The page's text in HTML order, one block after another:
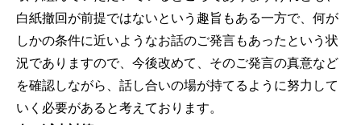
白紙撤回が前提ではないという趣旨もある一方で、何が
しかの条件に近いようなお話のご発言もあったという状
況でありますので、今後改めて、そのご発言の真意など
を確認しながら、話し合いの場が持てるように努力して
いく必要があると考えております。